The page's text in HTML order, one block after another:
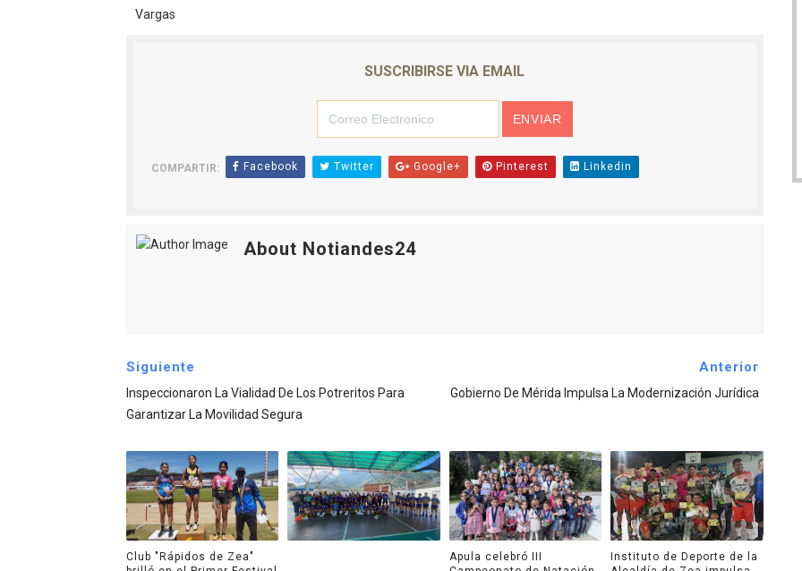
Vargas
SUSCRIBIRSE VIA EMAIL
COMPARTIR: Facebook Twitter Google+ Pinterest Linkedin
About Notiandes24
Siguiente
Inspeccionaron La Vialidad De Los Potreritos Para
Garantizar La Movilidad Segura
Anterior
Gobierno De Mérida Impulsa La Modernización Jurídica
Club "Rápidos de Zea"
Apula celebró III
Instituto de Deporte de la